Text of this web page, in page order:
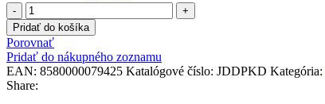
množstvo
Diel
pre
kom.
dvierka
Pridať do košíka
Porovnať
Pridať do nákupného zoznamu
EAN: 8580000079425 Katalógové číslo: JDDPKD Kategória:
Share: